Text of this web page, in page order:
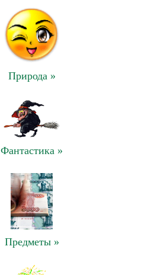
Природа »
Фантастика »
Предметы »